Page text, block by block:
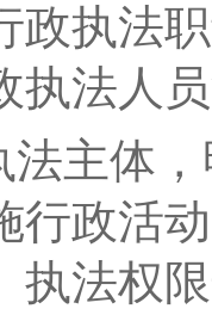
政执法
执法人
法主体
行政活
执法权